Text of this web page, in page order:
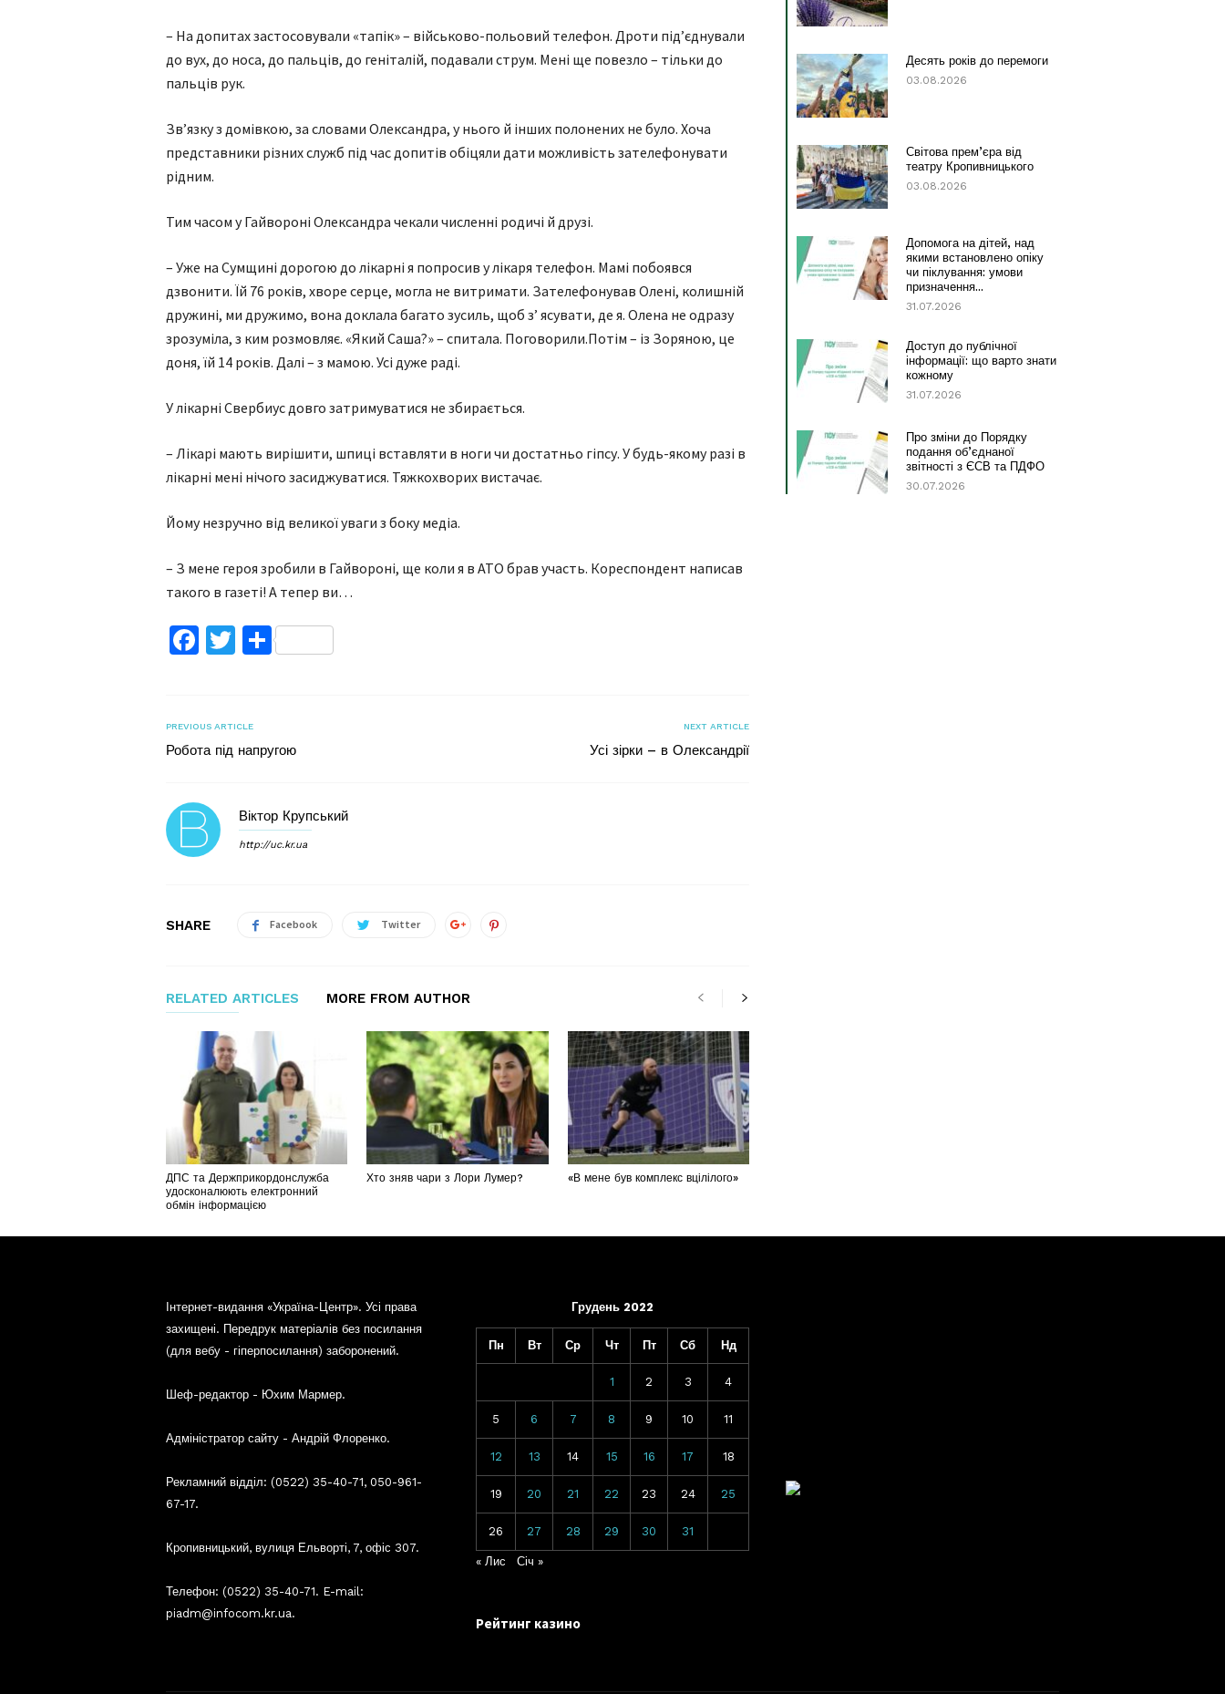
– На допитах застосовували «тапік» – військово-польовий телефон. Дроти під’єднували
до вух, до носа, до пальців, до геніталій, подавали струм. Мені ще повезло – тільки до
пальців рук.
Зв’язку з домівкою, за словами Олександра, у нього й інших полонених не було. Хоча
представники різних служб під час допитів обіцяли дати можливість зателефонувати
рідним.
Тим часом у Гайвороні Олександра чекали численні родичі й друзі.
– Уже на Сумщині дорогою до лікарні я попросив у лікаря телефон. Мамі побоявся
дзвонити. Їй 76 років, хворе серце, могла не витримати. Зателефонував Олені, колишній
дружині, ми дружимо, вона доклала багато зусиль, щоб з’ ясувати, де я. Олена не одразу
зрозуміла, з ким розмовляє. «Який Саша?» – спитала. Поговорили.Потім – із Зоряною, це
доня, їй 14 років. Далі – з мамою. Усі дуже раді.
У лікарні Свербиус довго затримуватися не збирається.
– Лікарі мають вирішити, шпиці вставляти в ноги чи достатньо гіпсу. У будь-якому разі в
лікарні мені нічого засиджуватися. Тяжкохворих вистачає.
Йому незручно від великої уваги з боку медіа.
– З мене героя зробили в Гайвороні, ще коли я в АТО брав участь. Кореспондент написав
такого в газеті! А тепер ви…
Facebook
TwitterПоділитися
PREVIOUS ARTICLE
Робота під напругою
NEXT ARTICLE
Усі зірки – в Олександрії
Віктор Крупський
http://uc.kr.ua
SHARE Facebook Twitter
RELATED ARTICLES MORE FROM AUTHOR
ДПС та Держприкордонслужба
удосконалюють електронний
обмін інформацією
Хто зняв чари з Лори Лумер? «В мене був комплекс вцілілого»
Десять років до перемоги
03.08.2026
Світова прем’єра від
театру Кропивницького
03.08.2026
Допомога на дітей, над
якими встановлено опіку
чи піклування: умови
призначення...
31.07.2026
Доступ до публічної
інформації: що варто знати
кожному
31.07.2026
Про зміни до Порядку
подання об’єднаної
звітності з ЄСВ та ПДФО
30.07.2026
Інтернет-видання «Україна-Центр». Усі права
захищені. Передрук матеріалів без посилання
(для вебу - гіперпосилання) заборонений.
Шеф-редактор - Юхим Мармер.
Адміністратор сайту - Андрій Флоренко.
Рекламний відділ: (0522) 35-40-71, 050-961-
67-17.
Кропивницький, вулиця Ельворті, 7, офіс 307.
Телефон: (0522) 35-40-71. E-mail:
piadm@infocom.kr.ua.
Грудень 2022
Пн Вт Ср Чт Пт Сб Нд
1 2 3 4
5 6 7 8 9 10 11
12 13 14 15 16 17 18
19 20 21 22 23 24 25
26 27 28 29 30 31
« Лис Січ »
Рейтинг казино